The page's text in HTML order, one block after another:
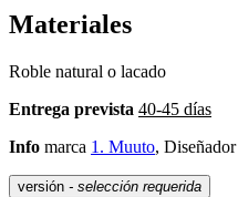
Materiales
Roble natural o lacado
Entrega prevista 40-45 días
Info marca 1. Muuto, Diseñador
versión - selección requerida